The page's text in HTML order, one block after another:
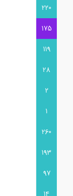
220
175
119
28
2
1
260
193
97